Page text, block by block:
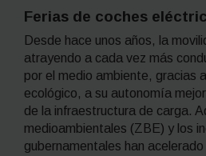
Ferias de coches
Desde hace unos años, la
atrayendo a cada vez más
por el medio ambiente, gracias
ecológico, a su autonomía
de la infraestructura de carga.
medioambientales (ZBE) y los
gubernamentales han